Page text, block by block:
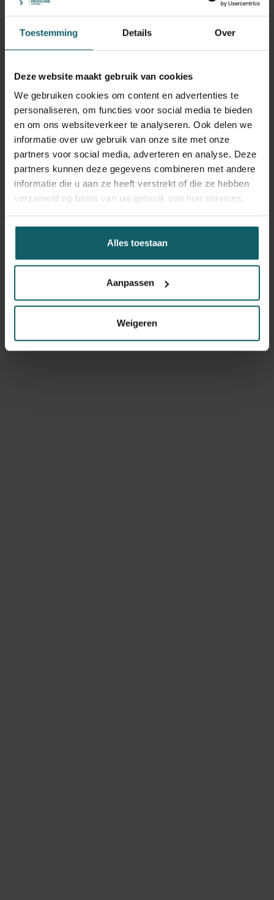
Toestemming Details Over
Deze website maakt gebruik van cookies
We gebruiken cookies om content en advertenties te
personaliseren, om functies voor social media te bieden
en om ons websiteverkeer te analyseren. Ook delen we
informatie over uw gebruik van onze site met onze
partners voor social media, adverteren en analyse. Deze
partners kunnen deze gegevens combineren met andere
informatie die u aan ze heeft verstrekt of die ze hebben
verzameld op basis van uw gebruik van hun services.
Alles toestaan
Aanpassen
Weigeren